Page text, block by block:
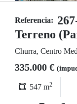
Referencia:
Terreno
Churra, Centro
335.000 €
547 m2